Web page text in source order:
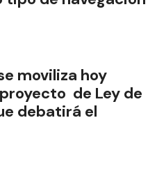
moviliza hoy
de Ley de
debatirá el